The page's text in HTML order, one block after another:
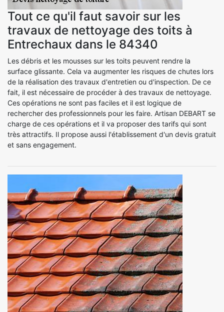
Tout ce qu'il faut savoir sur les
travaux de nettoyage des toits à
Entrechaux dans le 84340
Les débris et les mousses sur les toits peuvent rendre la
surface glissante. Cela va augmenter les risques de chutes lors
de la réalisation des travaux d'entretien ou d'inspection. De ce
fait, il est nécessaire de procéder à des travaux de nettoyage.
Ces opérations ne sont pas faciles et il est logique de
rechercher des professionnels pour les faire. Artisan DEBART se
charge de ces opérations et il va proposer des tarifs qui sont
très attractifs. Il propose aussi l'établissement d'un devis gratuit
et sans engagement.